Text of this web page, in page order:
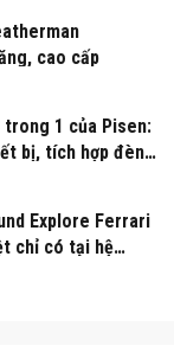
cao cấp
1 của Pisen:
bị, tích hợp đèn
Explore Ferrari
chỉ có tại hệ
hạn